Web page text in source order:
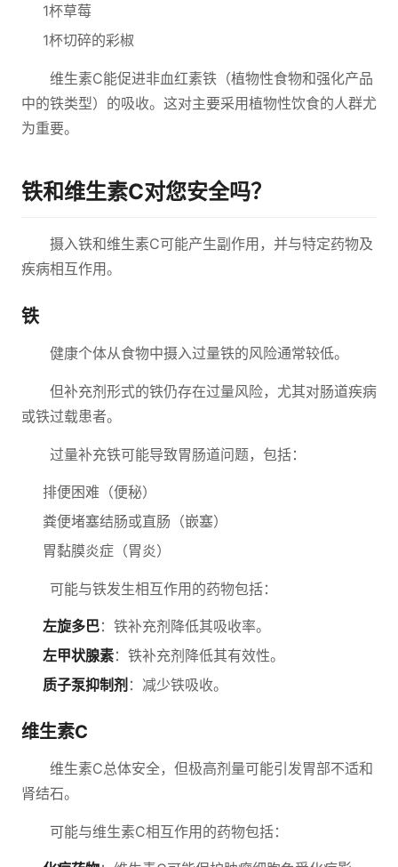
1杯草莓
1杯切碎的彩椒
维生素C能促进非血红素铁（植物性食物和强化产品
中的铁类型）的吸收。这对主要采用植物性饮食的人群尤
为重要。
铁和维生素C对您安全吗？
摄入铁和维生素C可能产生副作用，并与特定药物及
疾病相互作用。
铁
健康个体从食物中摄入过量铁的风险通常较低。
但补充剂形式的铁仍存在过量风险，尤其对肠道疾病
或铁过载患者。
过量补充铁可能导致胃肠道问题，包括：
排便困难（便秘）
粪便堵塞结肠或直肠（嵌塞）
胃黏膜炎症（胃炎）
可能与铁发生相互作用的药物包括：
左旋多巴：铁补充剂降低其吸收率。
左甲状腺素：铁补充剂降低其有效性。
质子泵抑制剂 ：减少铁吸收。
维生素C
维生素C总体安全，但极高剂量可能引发胃部不适和
肾结石。
可能与维生素C相互作用的药物包括：